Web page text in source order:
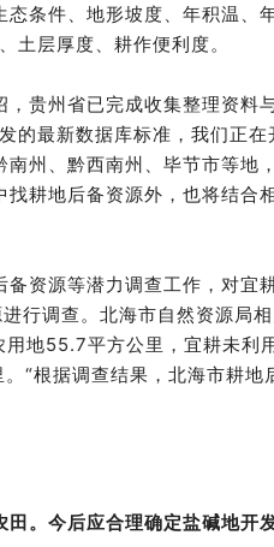
条件、地形坡度、年积温、
土层厚度、耕作便利度。
贵州省已完成收集整理资料
的最新数据库标准，我们正在
州、黔西南州、毕节市等地
耕地后备资源外，也将结合
资源等潜力调查工作，对宜
行调查。北海市自然资源局
地55.7平方公里，宜耕未利
“根据调查结果，北海市耕地
。今后应合理确定盐碱地开